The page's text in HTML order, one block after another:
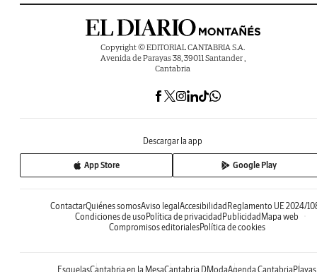
Copyright © EDITORIAL CANTABRIA S.A.
Avenida de Parayas 38, 39011 Santander ,
Cantabria
Descargar la app
App Store Google Play
ContactarQuiénes somosAviso legalAccesibilidadReglamento UE 2024/
Condiciones de usoPolítica de privacidadPublicidadMapa web
Compromisos editorialesPolítica de cookies
EsquelasCantabria en la MesaCantabria DModaAgenda CantabriaPlayas